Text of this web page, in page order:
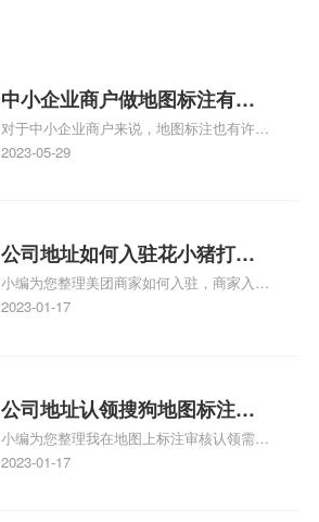
中小企业商户做地图标注有什
么好处
对于中小企业商户来说，地图标注也有许多
好处，包括：提高可见性和曝光率：通过在
位置，增加商户被发现的机会。方便客户导
航：地图标注可以帮助客户更容易地找到商
户的实际位置。特别是对于新客户或不熟悉
该地区的客户来说，地图标注可以提供明确
图标注服务中心面的存在。对于一些客户来
说，实体指路人地
2023-05-29
公司地址如何入驻花小猪打车
地图标记？指路人地图标注服
务中心铺如何入驻花小猪打车
小编为您整理美团商家如何入驻，商家入驻
教程、商家如何入驻地图、如何入驻地:、
2023-01-17
公司地址认领搜狗地图标注多
久审核？公司地址认领地图标
注多久审核？
小编为您整理我在地图上标注审核认领需要
多久、我在地图上标注审核认领需要多久
2023-01-17